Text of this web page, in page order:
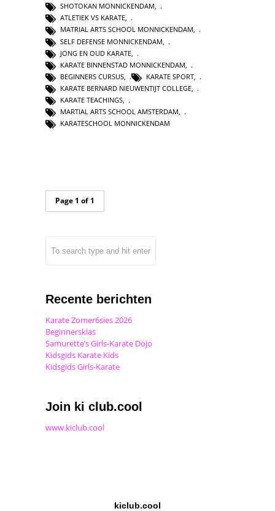
SHOTOKAN MONNICKENDAM,
ATLETIEK VS KARATE,
MATRIAL ARTS SCHOOL MONNICKENDAM,
SELF DEFENSE MONNICKENDAM
JONG EN OUD KARATE
KARATE BINNENSTAD MONNICKENDAM
BEGINNERS CURSUS
KARATE SPORT
KARATE BERNARD NIEUWENTIJT COLLEGE
KARATE TEACHINGS
MARTIAL ARTS SCHOOL AMSTERDAM
KARATESCHOOL MONNICKENDAM
Page 1 of 1
Recente berichten
Karate Zomer6sies 2026
Beginnersklas
Samurette’s Girls-Karate Dojo
Kidsgids Karate Kids
Kidsgids Girls-Karate
Join ki club.cool
www.kiclub.cool
kiclub.cool